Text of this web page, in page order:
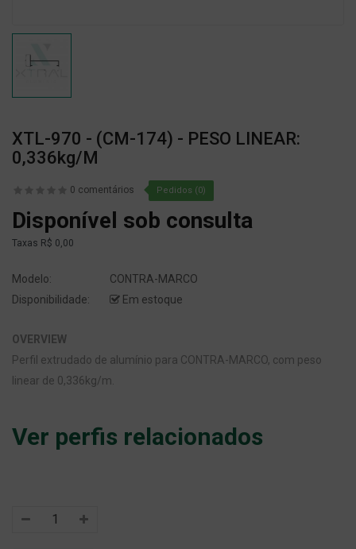
XTL-970 - (CM-174) - PESO LINEAR:
0,336kg/m
0 comentários Pedidos (0)
Disponível sob consulta
Taxas R$ 0,00
Modelo:
CONTRA-MARCO
Disponibilidade:
Em estoque
OVERVIEW
Perfil extrudado de alumínio para CONTRA-MARCO, com peso
linear de 0,336kg/m.
Ver perfis relacionados